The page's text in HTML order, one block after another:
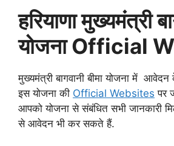
हरियाणामुख्यमंत्री
योजनाOfficial
मुख्यमंत्री बागवानी बीमा योजना में
इस योजना की Official Websites पर
आपको योजना से संबंधित सभी जानकारी
से आवेदन भी कर सकते हैं.